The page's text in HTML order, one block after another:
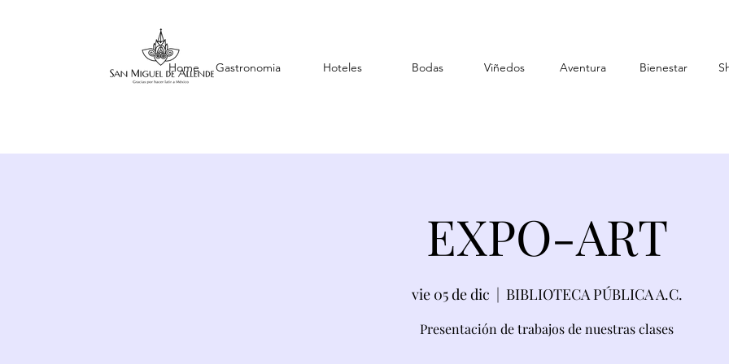
Home Gastronomia Hoteles Bodas Viñedos Aventura Bienestar
EXPO-ART
vie 05 de dic
  |
BIBLIOTECA PÚBLICA A.C.
Presentación de trabajos de nuestras clases